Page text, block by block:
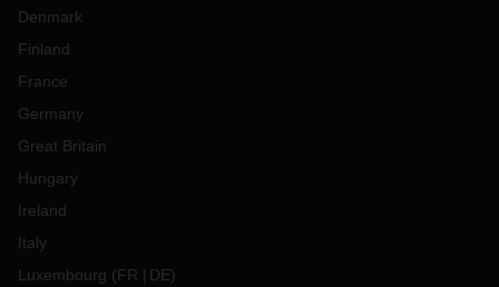
Denmark
Finland
France
Germany
Great Britain
Hungary
Ireland
Italy
Luxembourg (FR DE)